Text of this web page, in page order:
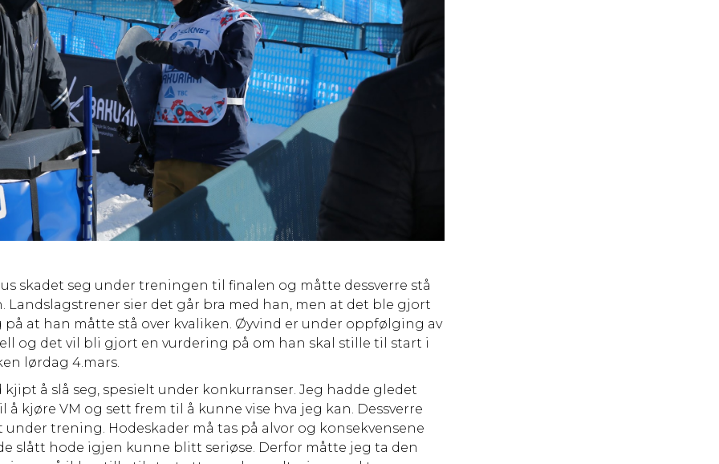
skadet seg under treningen til finalen og måtte dessverre stå
Landslagstrener sier det går bra med han, men at det ble gjort
på at han måtte stå over kvaliken. Øyvind er under oppfølging av
og det vil bli gjort en vurdering på om han skal stille til start i
lørdag 4.mars.
kjipt å slå seg, spesielt under konkurranser. Jeg hadde gledet
å kjøre VM og sett frem til å kunne vise hva jeg kan. Dessverre
under trening. Hodeskader må tas på alvor og konsekvensene
slått hode igjen kunne blitt seriøse. Derfor måtte jeg ta den